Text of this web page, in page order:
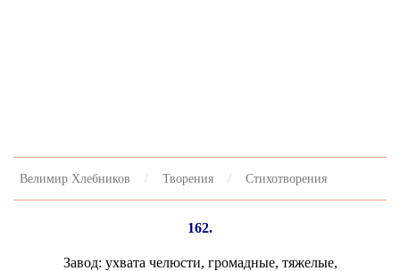
Велимир Хлебников Творения Стихотворения
162.
Завод: ухвата челюсти, громадные, тяжелые,